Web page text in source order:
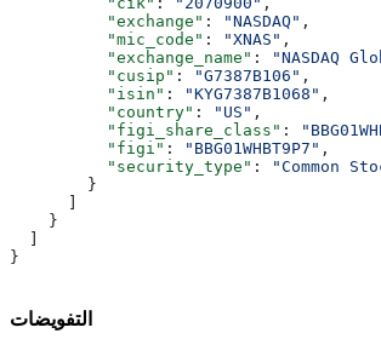
          "exchange"
: "NASDAQ" ,
          "mic_code"
: "XNAS" ,
          "exchange_name"
:
"NASDAQ
          "cusip"
: "G7387B106" ,
          "isin"
: "KYG7387B1068" ,
          "country"
: "US" ,
          "figi_share_class"
:
          "figi"
: "BBG01WHBT9P7" ,
          "security_type"
:
"Common
        }
    }
}
التفويضات